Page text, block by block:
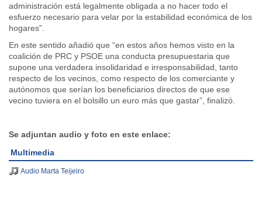
administración está legalmente obligada a no hacer todo el
esfuerzo necesario para velar por la estabilidad económica de los
hogares”.
En este sentido añadió que “en estos años hemos visto en la
coalición de PRC y PSOE una conducta presupuestaria que
supone una verdadera insolidaridad e irresponsabilidad, tanto
respecto de los vecinos, como respecto de los comerciante y
autónomos que serían los beneficiarios directos de que ese
vecino tuviera en el bolsillo un euro más que gastar”, finalizó.
Se adjuntan audio y foto en este enlace:
Multimedia
Audio Marta Teijeiro